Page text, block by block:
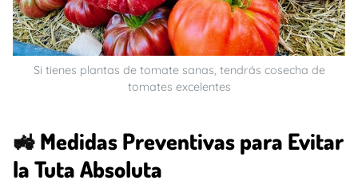
Si tienes plantas de tomate sanas, tendrás cosecha de
tomates excelentes
🚜Medidas Preventivas para Evitar
la Tuta Absoluta